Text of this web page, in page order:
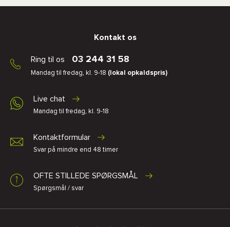
Kontakt os
Ring til os 03 244 31 58
Mandag til fredag, kl. 9-18 (lokal opkaldspris)
Live chat
Mandag til fredag, kl. 9-18
Kontaktformular
Svar på mindre end 48 timer
OFTE STILLEDE SPØRGSMÅL
Spørgsmål / svar